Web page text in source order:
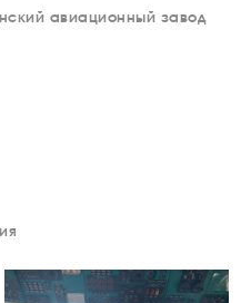
авиационный завод